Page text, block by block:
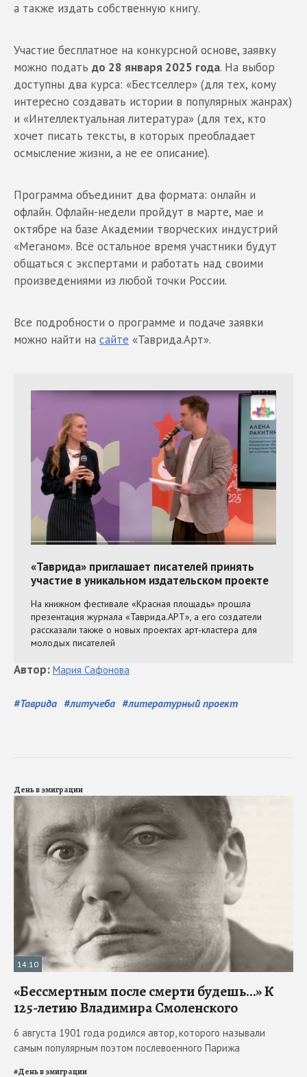
а также издать собственную книгу.
Участие бесплатное на конкурсной основе, заявку
можно подать до 28 января 2025 года. На выбор
доступны два курса: «Бестселлер» (для тех, кому
интересно создавать истории в популярных жанрах)
и «Интеллектуальная литература» (для тех, кто
хочет писать тексты, в которых преобладает
осмысление жизни, а не ее описание).
Программа объединит два формата: онлайн и
офлайн. Офлайн-недели пройдут в марте, мае и
октябре на базе Академии творческих индустрий
«Меганом». Всё остальное время участники будут
общаться с экспертами и работать над своими
произведениями из любой точки России.
Все подробности о программе и подаче заявки
можно найти на сайте «Таврида.Арт».
#Таврида #литучеба #литературный проект
Автор: Мария Сафонова
День в эмиграции
14:10
«Бессмертным после смерти будешь…» К
125-летию Владимира Смоленского
6 августа 1901 года родился автор, которого называли
самым популярным поэтом послевоенного Парижа
#День в эмиграции